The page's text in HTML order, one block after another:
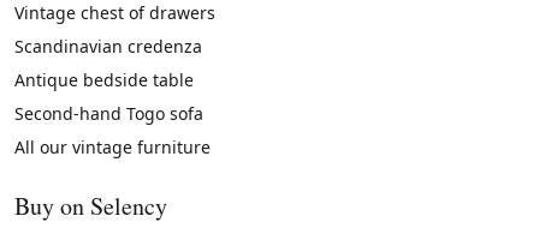
Vintage chest of drawers
Scandinavian credenza
Antique bedside table
Second-hand Togo sofa
All our vintage furniture
Buy on Selency